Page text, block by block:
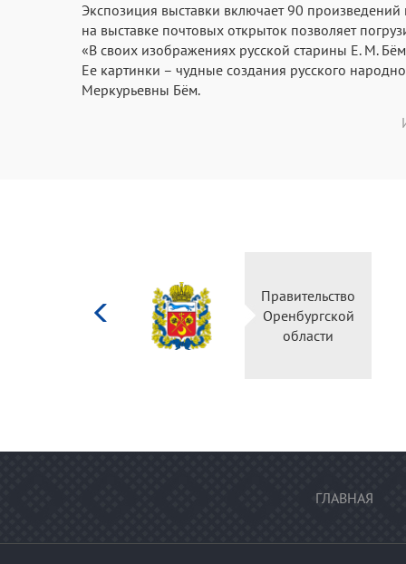
Экспозиция выставки включает 90
на выставке почтовых открыток позволяет
«В своих изображениях русской старины Е. М.
Ее картинки – чудные создания русского
Меркурьевны Бём.
Правительство
Оренбургской
области
ГЛАВНАЯ